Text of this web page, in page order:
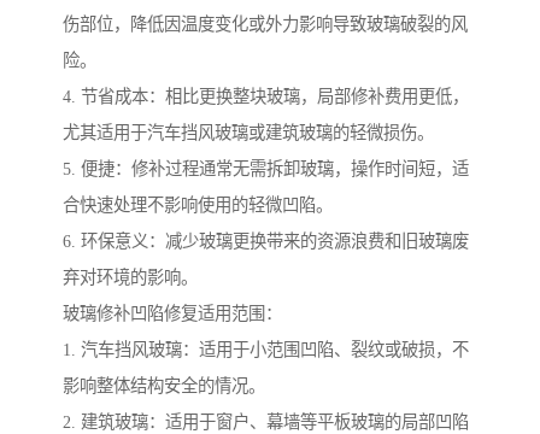
伤部位，降低因温度变化或外力影响导致玻璃破裂的风
险。
4. 节省成本：相比更换整块玻璃，局部修补费用更低，
尤其适用于汽车挡风玻璃或建筑玻璃的轻微损伤。
5. 便捷：修补过程通常无需拆卸玻璃，操作时间短，适
合快速处理不影响使用的轻微凹陷。
6. 环保意义：减少玻璃更换带来的资源浪费和旧玻璃废
弃对环境的影响。
玻璃修补凹陷修复适用范围：
1. 汽车挡风玻璃：适用于小范围凹陷、裂纹或破损，不
影响整体结构安全的情况。
2. 建筑玻璃：适用于窗户、幕墙等平板玻璃的局部凹陷